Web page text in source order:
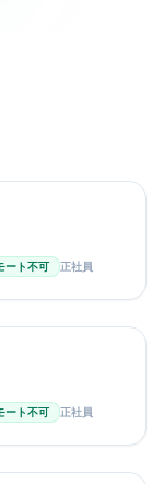
ート不可 正社員
ート不可 正社員